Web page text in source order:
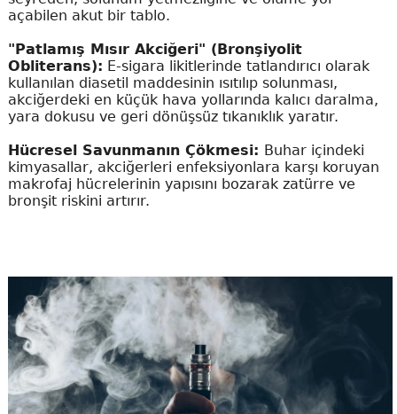
açabilen akut bir tablo.
"Patlamış Mısır Akciğeri" (Bronşiyolit
Obliterans): E-sigara likitlerinde tatlandırıcı olarak
kullanılan diasetil maddesinin ısıtılıp solunması,
akciğerdeki en küçük hava yollarında kalıcı daralma,
yara dokusu ve geri dönüşsüz tıkanıklık yaratır.
Hücresel Savunmanın Çökmesi: Buhar içindeki
kimyasallar, akciğerleri enfeksiyonlara karşı koruyan
makrofaj hücrelerinin yapısını bozarak zatürre ve
bronşit riskini artırır.